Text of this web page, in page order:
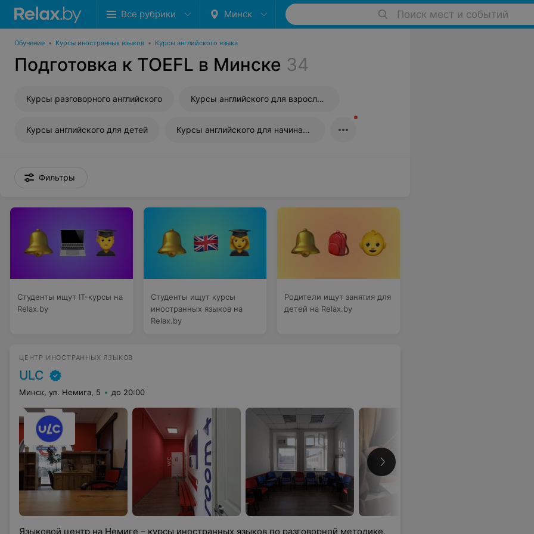
Все рубрики Минск Поиск мест и событий
Обучение • Курсы иностранных языков • Курсы английского языка
Подготовка к TOEFL в Минске 34
Курсы разговорного английского Курсы английского для взрослых
Курсы английского для детей Курсы английского для начинающих
Фильтры
Студенты ищут IT-курсы на
Relax.by
Студенты ищут курсы
иностранных языков на
Relax.by
Родители ищут занятия для
детей на Relax.by
ЦЕНТР ИНОСТРАННЫХ ЯЗЫКОВ
ULC
Минск, ул. Немига, 5 до 20:00
Языковой центр на Немиге – курсы иностранных языков по разговорной методике,